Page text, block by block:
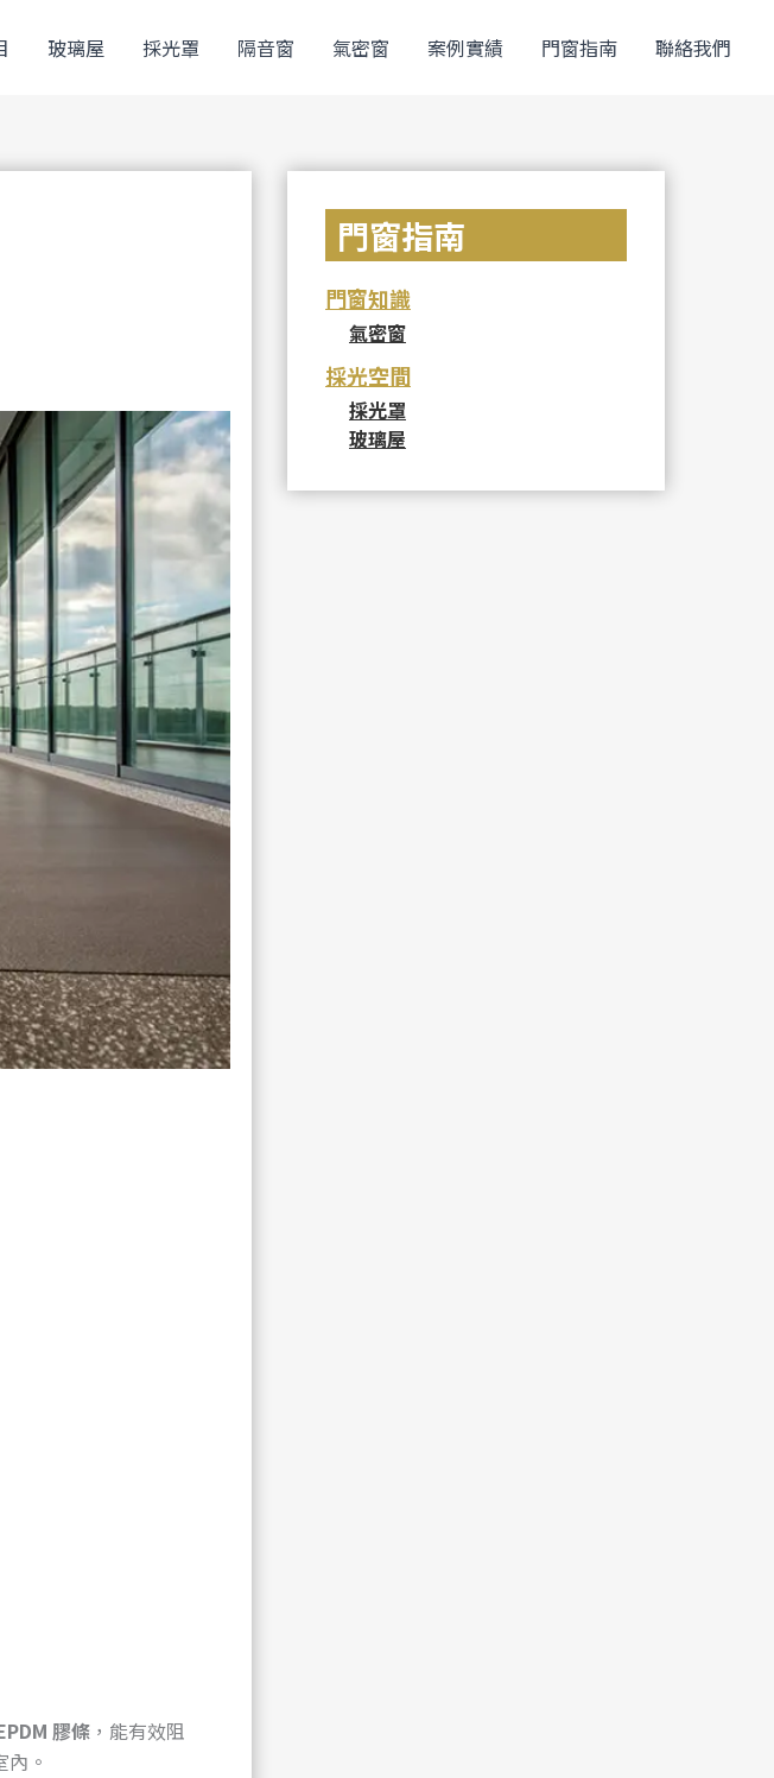
玻璃屋 採光罩 隔音窗 氣密窗 案例實績 門窗指南 聯絡我們
膠條 ，能有效阻
。
門窗指南
門窗知識
氣密窗
採光空間
採光罩
玻璃屋